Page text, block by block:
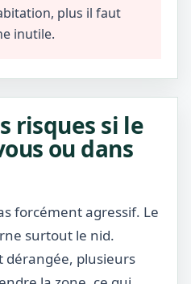
plus il faut
inutile.
risques si le
ou dans
forcément agressif. Le
surtout le nid.
dérangée, plusieurs